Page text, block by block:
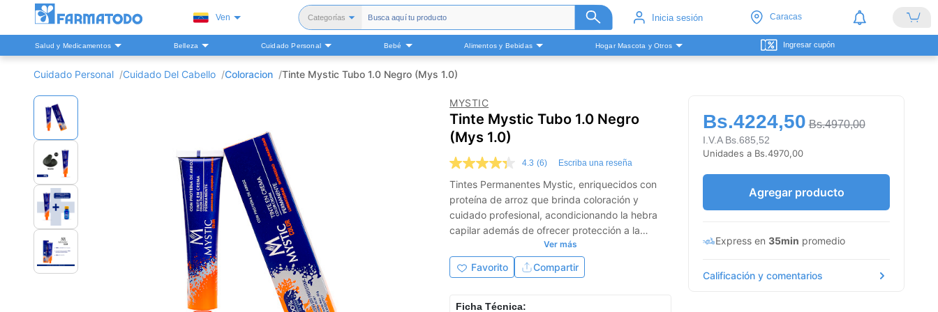
Ven Categorías
Todas
Belleza
Inicia sesión Caracas
Salud y Medicamentos Belleza Cuidado Personal Bebé Alimentos y Bebidas Hogar Mascota y Otros Ingresar cupón
Cuidado Personal Cuidado Del Cabello Coloracion Tinte Mystic Tubo 1.0 Negro (Mys 1.0)
MYSTIC
Tinte Mystic Tubo 1.0 Negro
(Mys 1.0)
4.3
de
5
estrellas,
valor
medio
de
Read
Reviews.
en
4.3 (6) Escriba una reseña
Tintes Permanentes Mystic, enriquecidos con
proteína de arroz que brinda coloración y
cuidado profesional, acondicionando la hebra
capilar además de ofrecer protección a la
coloración de tu cabello Mejor tono, Mayor
nutrición, Protección superior, Luminosidad,
Intensidad, 100 % cubrimiento de canas,
Ver más
Favorito Compartir
Ficha Técnica:
Bs.4224,50 Bs.4970,00
I.V.A Bs.685,52
Unidades a Bs.4970,00
Agregar producto
Express en 35min promedio
Calificación y comentarios